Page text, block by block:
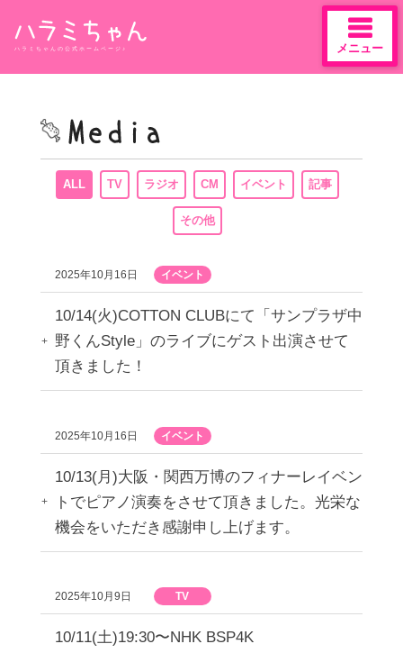
content
ハラミちゃんの公式ホームページ♪ メニュー
ALL TV ラジオ CM イベント 記事
その他
2025年10月16日 イベント
10/14(火)COTTON CLUBにて「サンプラザ中
野くんStyle」のライブにゲスト出演させて
頂きました！
2025年10月16日 イベント
10/13(月)大阪・関西万博のフィナーレイベン
トでピアノ演奏をさせて頂きました。光栄な
機会をいただき感謝申し上げます。
2025年10月9日 TV
10/11(土)19:30〜NHK BSP4K